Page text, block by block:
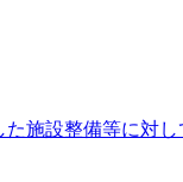
施設整備等に対し